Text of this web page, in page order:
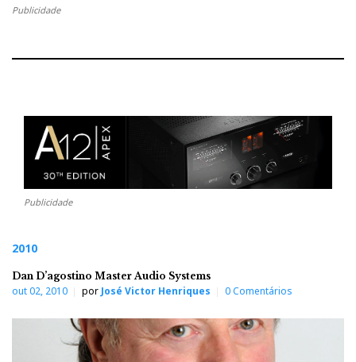
Publicidade
Publicidade
2010
Dan D’agostino Master Audio Systems
out 02, 2010 por José Victor Henriques 0 Comentários